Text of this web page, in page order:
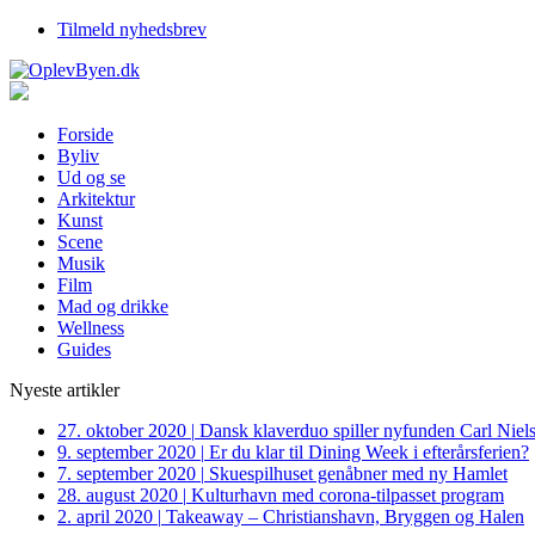
Tilmeld nyhedsbrev
Forside
Byliv
Ud og se
Arkitektur
Kunst
Scene
Musik
Film
Mad og drikke
Wellness
Guides
Nyeste artikler
27. oktober 2020 | Dansk klaverduo spiller nyfunden Carl
9. september 2020 | Er du klar til Dining Week i efterårsferien?
7. september 2020 | Skuespilhuset genåbner med ny Hamlet
28. august 2020 | Kulturhavn med corona-tilpasset program
2. april 2020 | Takeaway – Christianshavn, Bryggen og Halen